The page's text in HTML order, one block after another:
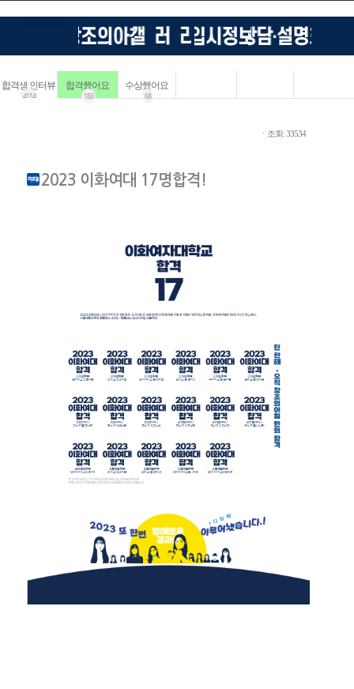
합격생 인터뷰
4114
합격했어요
183
수상했어요
68
ㆍ조회: 33534
2023 이화여대 17명합격!